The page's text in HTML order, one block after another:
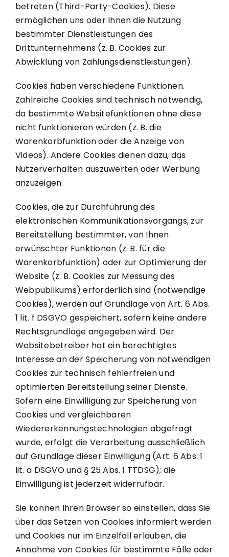
betreten (Third-Party-Cookies). Diese
ermöglichen uns oder Ihnen die Nutzung
bestimmter Dienstleistungen des
Drittunternehmens (z. B. Cookies zur
Abwicklung von Zahlungsdienstleistungen).
Cookies haben verschiedene Funktionen.
Zahlreiche Cookies sind technisch notwendig,
da bestimmte Websitefunktionen ohne diese
nicht funktionieren würden (z. B. die
Warenkorbfunktion oder die Anzeige von
Videos). Andere Cookies dienen dazu, das
Nutzerverhalten auszuwerten oder Werbung
anzuzeigen.
Cookies, die zur Durchführung des
elektronischen Kommunikationsvorgangs, zur
Bereitstellung bestimmter, von Ihnen
erwünschter Funktionen (z. B. für die
Warenkorbfunktion) oder zur Optimierung der
Website (z. B. Cookies zur Messung des
Webpublikums) erforderlich sind (notwendige
Cookies), werden auf Grundlage von Art. 6 Abs.
1 lit. f DSGVO gespeichert, sofern keine andere
Rechtsgrundlage angegeben wird. Der
Websitebetreiber hat ein berechtigtes
Interesse an der Speicherung von notwendigen
Cookies zur technisch fehlerfreien und
optimierten Bereitstellung seiner Dienste.
Sofern eine Einwilligung zur Speicherung von
Cookies und vergleichbaren
Wiedererkennungstechnologien abgefragt
wurde, erfolgt die Verarbeitung ausschließlich
auf Grundlage dieser Einwilligung (Art. 6 Abs. 1
lit. a DSGVO und § 25 Abs. 1 TTDSG); die
Einwilligung ist jederzeit widerrufbar.
Sie können Ihren Browser so einstellen, dass Sie
über das Setzen von Cookies informiert werden
und Cookies nur im Einzelfall erlauben, die
Annahme von Cookies für bestimmte Fälle oder